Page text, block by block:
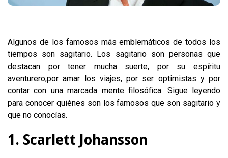
Algunos de los famosos más emblemáticos de todos los
tiempos son sagitario. Los sagitario son personas que
destacan por tener mucha suerte, por su espíritu
aventurero,por amar los viajes, por ser optimistas y por
contar con una marcada mente filosófica. Sigue leyendo
para conocer quiénes son los famosos que son sagitario y
que no conocías.
1. Scarlett Johansson